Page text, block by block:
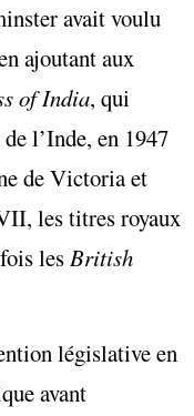
avait voulu
ajoutant aux
of India, qui
l’Inde, en 1947
de Victoria et
les titres royaux
lesBritish
législative en
avant